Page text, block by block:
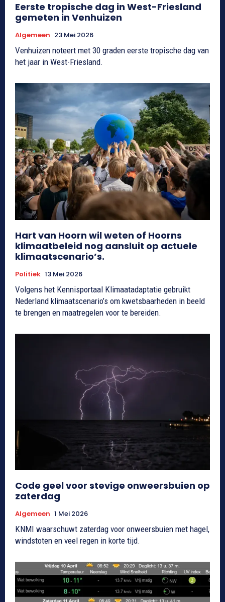
Eerste tropische dag in West-Friesland
gemeten in Venhuizen
Algemeen 23 Mei 2026
Venhuizen noteert met 30 graden eerste tropische dag van
het jaar in West-Friesland.
Hart van Hoorn wil weten of Hoorns
klimaatbeleid nog aansluit op actuele
klimaatscenario’s.
Politiek 13 Mei 2026
Volgens het Kennisportaal Klimaatadaptatie gebruikt
Nederland klimaatscenario’s om kwetsbaarheden in beeld
te brengen en maatregelen voor te bereiden.
Code geel voor stevige onweersbuien op
zaterdag
Algemeen 1 Mei 2026
KNMI waarschuwt zaterdag voor onweersbuien met hagel,
windstoten en veel regen in korte tijd.